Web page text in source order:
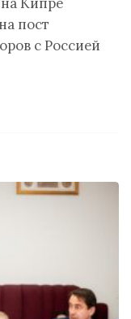
пост
с Россией